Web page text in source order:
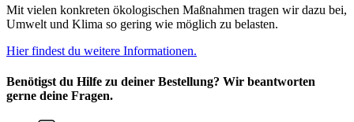
Mit vielen konkreten ökologischen Maßnahmen tragen wir dazu bei,
Umwelt und Klima so gering wie möglich zu belasten.
Hier findest du weitere Informationen.
Benötigst du Hilfe zu deiner Bestellung? Wir beantworten
gerne deine Fragen.